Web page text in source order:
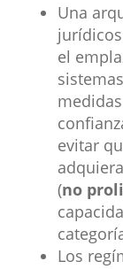
Una
el
evitar
(no
Los